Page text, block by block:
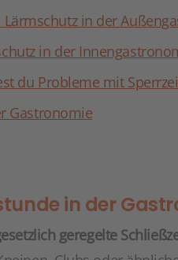
in der
in der
du Probleme mit
Gastronomie
in der
geregelte